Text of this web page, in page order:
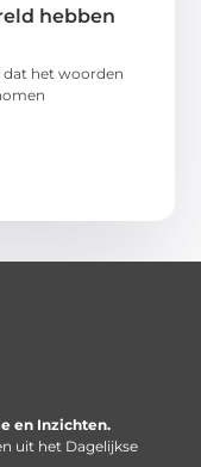
hebben
dat het woorden
en Inzichten.
uit het Dagelijkse